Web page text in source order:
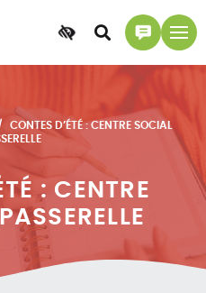
Accessibilité
Accéder
à
recherche
Accéder
à
page
contact
CONTES D’ÉTÉ : CENTRE SOCIAL
: CENTRE